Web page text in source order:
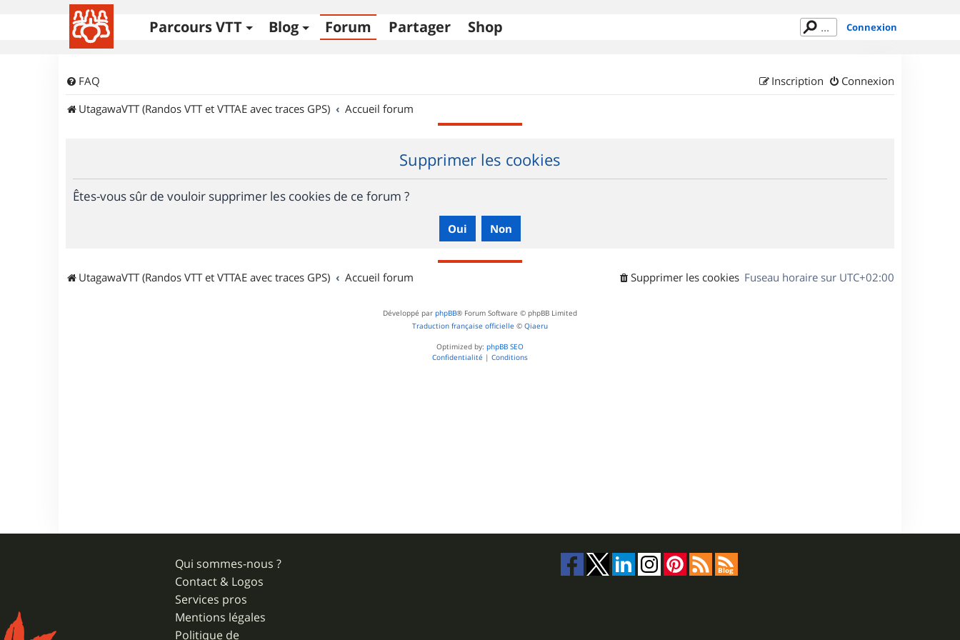
Parcours VTT Blog Forum Partager Shop Connexion
FAQ Connexion
Inscription
UtagawaVTT (Randos VTT et VTTAE avec traces GPS)
Accueil forum
Supprimer les cookies
Êtes-vous sûr de vouloir supprimer les cookies de ce forum ?
UtagawaVTT (Randos VTT et VTTAE avec traces GPS) Accueil forum Fuseau horaire sur UTC+02:00
Supprimer les cookies
Développé par phpBB® Forum Software © phpBB Limited
Traduction française officielle © Qiaeru
Optimized by: phpBB SEO
Confidentialité | Conditions
Qui sommes-nous ?
Contact & Logos
Services pros
Mentions légales
Politique de